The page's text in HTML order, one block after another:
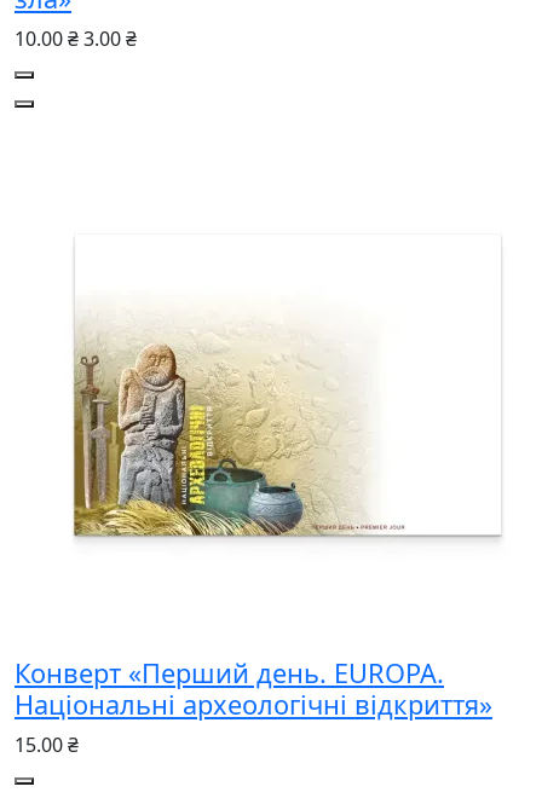
10.00 ₴3.00 ₴
Конверт «Перший день. EUROPA.
Національні археологічні відкриття»
15.00 ₴